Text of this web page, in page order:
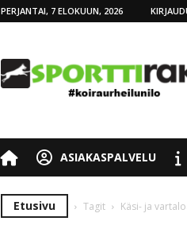
PERJANTAI, 7 ELOKUUN, 2026
ASIAKASPALVELU
Etusivu Tagit Käsi- ja